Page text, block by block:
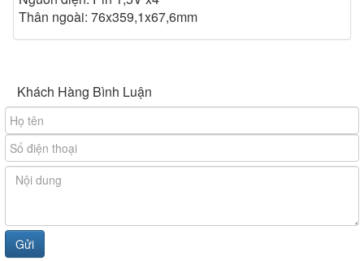
Thân ngoài: 76x359,1x67,6mm
Khách Hàng Bình Luận